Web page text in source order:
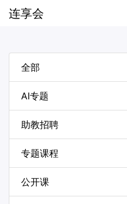
连享会
全部
AI专题
助教招聘
专题课程
公开课